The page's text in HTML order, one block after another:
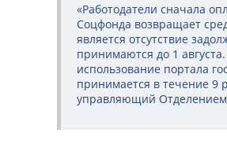
«Работодатели сначала
Соцфонда возвращает
является отсутствие
принимаются до 1
использование портала
принимается в течение 9
управляющий